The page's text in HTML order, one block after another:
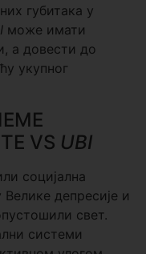
губитака у
може имати
а довести до
укупног
VS UBI
социјална
депресије и
свет.
системи